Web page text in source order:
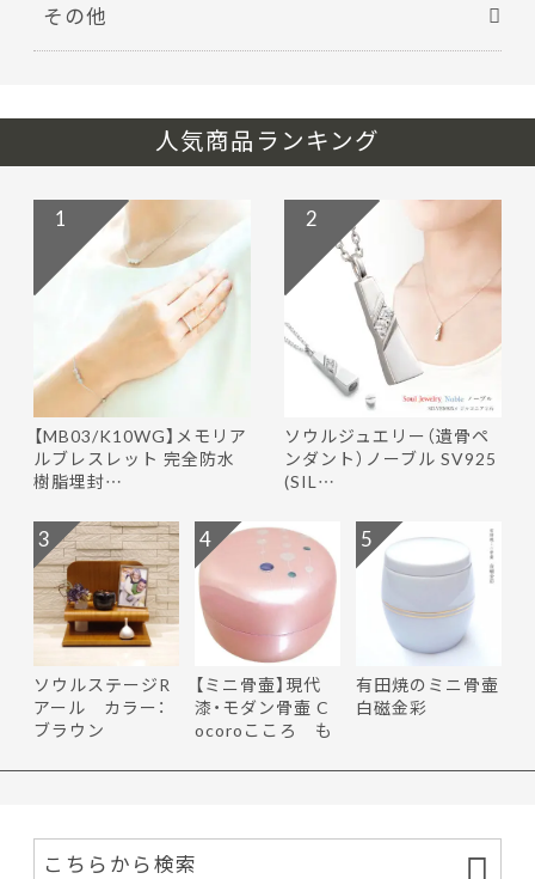
その他
人気商品ランキング
【MB03/K10WG】メモリア
ルブレスレット 完全防水
樹脂埋封…
1
ソウルジュエリー（遺骨ペ
ンダント）ノーブル SV925
(SIL…
2
ソウルステージR
アール カラー：
ブラウン
3
【ミニ骨壷】現代
漆・モダン骨壷 C
ocoroこころ も
4
有田焼のミニ骨壷
白磁金彩
5